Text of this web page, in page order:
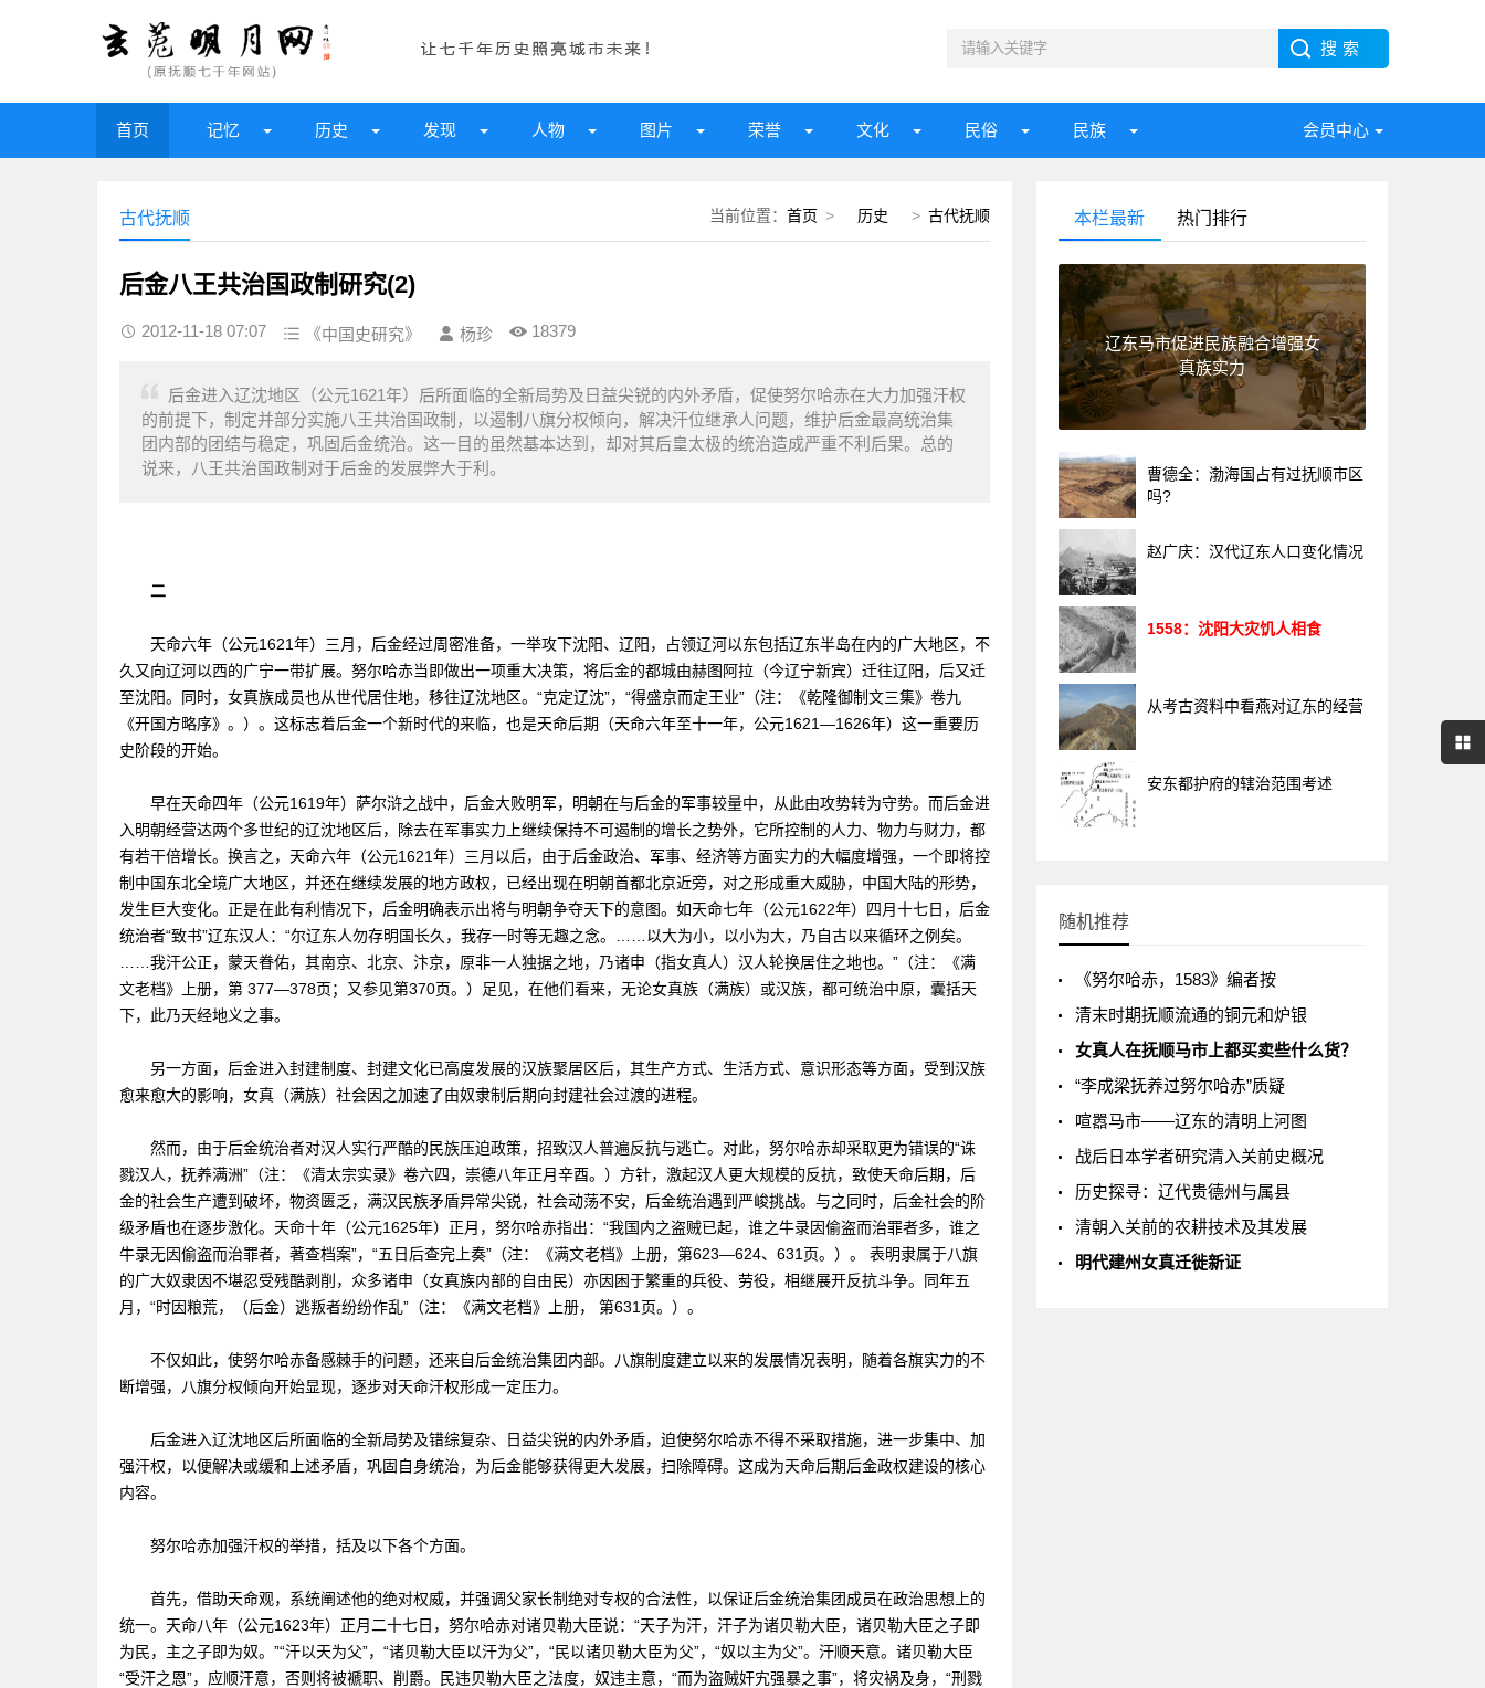
首页 记忆 历史 发现 人物 图片 荣誉 文化 民俗 民族 会员中心
当前位置： 首页 > 历史 > 古代抚顺
古代抚顺
后金八王共治国政制研究(2)
2012-11-18 07:07 《中国史研究》 杨珍 18379
后金进入辽沈地区（公元1621年）后所面临的全新局势及日益尖锐的内外矛盾，促使努尔哈赤在大力加强汗权
的前提下，制定并部分实施八王共治国政制，以遏制八旗分权倾向，解决汗位继承人问题，维护后金最高统治集
团内部的团结与稳定，巩固后金统治。这一目的虽然基本达到，却对其后皇太极的统治造成严重不利后果。总的
说来，八王共治国政制对于后金的发展弊大于利。
二
天命六年（公元1621年）三月，后金经过周密准备，一举攻下沈阳、辽阳，占领辽河以东包括辽东半岛在内的广大地区，不
久又向辽河以西的广宁一带扩展。努尔哈赤当即做出一项重大决策，将后金的都城由赫图阿拉（今辽宁新宾）迁往辽阳，后又迁
至沈阳。同时，女真族成员也从世代居住地，移往辽沈地区。“克定辽沈”，“得盛京而定王业”（注：《乾隆御制文三集》卷九
《开国方略序》。）。这标志着后金一个新时代的来临，也是天命后期（天命六年至十一年，公元1621—1626年）这一重要历
史阶段的开始。
早在天命四年（公元1619年）萨尔浒之战中，后金大败明军，明朝在与后金的军事较量中，从此由攻势转为守势。而后金进
入明朝经营达两个多世纪的辽沈地区后，除去在军事实力上继续保持不可遏制的增长之势外，它所控制的人力、物力与财力，都
有若干倍增长。换言之，天命六年（公元1621年）三月以后，由于后金政治、军事、经济等方面实力的大幅度增强，一个即将控
制中国东北全境广大地区，并还在继续发展的地方政权，已经出现在明朝首都北京近旁，对之形成重大威胁，中国大陆的形势，
发生巨大变化。正是在此有利情况下，后金明确表示出将与明朝争夺天下的意图。如天命七年（公元1622年）四月十七日，后金
统治者“致书”辽东汉人：“尔辽东人勿存明国长久，我存一时等无趣之念。……以大为小，以小为大，乃自古以来循环之例矣。
……我汗公正，蒙天眷佑，其南京、北京、汴京，原非一人独据之地，乃诸申（指女真人）汉人轮换居住之地也。”（注：《满
文老档》上册，第 377—378页；又参见第370页。）足见，在他们看来，无论女真族（满族）或汉族，都可统治中原，囊括天
下，此乃天经地义之事。
另一方面，后金进入封建制度、封建文化已高度发展的汉族聚居区后，其生产方式、生活方式、意识形态等方面，受到汉族
愈来愈大的影响，女真（满族）社会因之加速了由奴隶制后期向封建社会过渡的进程。
然而，由于后金统治者对汉人实行严酷的民族压迫政策，招致汉人普遍反抗与逃亡。对此，努尔哈赤却采取更为错误的“诛
戮汉人，抚养满洲”（注：《清太宗实录》卷六四，崇德八年正月辛酉。）方针，激起汉人更大规模的反抗，致使天命后期，后
金的社会生产遭到破坏，物资匮乏，满汉民族矛盾异常尖锐，社会动荡不安，后金统治遇到严峻挑战。与之同时，后金社会的阶
级矛盾也在逐步激化。天命十年（公元1625年）正月，努尔哈赤指出：“我国内之盗贼已起，谁之牛录因偷盗而治罪者多，谁之
牛录无因偷盗而治罪者，著查档案”，“五日后查完上奏”（注：《满文老档》上册，第623—624、631页。）。 表明隶属于八旗
的广大奴隶因不堪忍受残酷剥削，众多诸申（女真族内部的自由民）亦因困于繁重的兵役、劳役，相继展开反抗斗争。同年五
月，“时因粮荒，（后金）逃叛者纷纷作乱”（注：《满文老档》上册， 第631页。）。
不仅如此，使努尔哈赤备感棘手的问题，还来自后金统治集团内部。八旗制度建立以来的发展情况表明，随着各旗实力的不
断增强，八旗分权倾向开始显现，逐步对天命汗权形成一定压力。
后金进入辽沈地区后所面临的全新局势及错综复杂、日益尖锐的内外矛盾，迫使努尔哈赤不得不采取措施，进一步集中、加
强汗权，以便解决或缓和上述矛盾，巩固自身统治，为后金能够获得更大发展，扫除障碍。这成为天命后期后金政权建设的核心
内容。
努尔哈赤加强汗权的举措，括及以下各个方面。
首先，借助天命观，系统阐述他的绝对权威，并强调父家长制绝对专权的合法性，以保证后金统治集团成员在政治思想上的
统一。天命八年（公元1623年）正月二十七日，努尔哈赤对诸贝勒大臣说：“天子为汗，汗子为诸贝勒大臣，诸贝勒大臣之子即
为民，主之子即为奴。”“汗以天为父”，“诸贝勒大臣以汗为父”，“民以诸贝勒大臣为父”，“奴以主为父”。汗顺天意。诸贝勒大臣
“受汗之恩”，应顺汗意，否则将被褫职、削爵。民违贝勒大臣之法度，奴违主意，“而为盗贼奸宄强暴之事”，将灾祸及身，“刑戮
本栏最新 热门排行
辽东马市促进民族融合增强女
真族实力
曹德全：渤海国占有过抚顺市区
吗?
赵广庆：汉代辽东人口变化情况
1558：沈阳大灾饥人相食
从考古资料中看燕对辽东的经营
安东都护府的辖治范围考述
随机推荐
《努尔哈赤，1583》编者按
清末时期抚顺流通的铜元和炉银
女真人在抚顺马市上都买卖些什么货？
“李成梁抚养过努尔哈赤”质疑
喧嚣马市——辽东的清明上河图
战后日本学者研究清入关前史概况
历史探寻：辽代贵德州与属县
清朝入关前的农耕技术及其发展
明代建州女真迁徙新证